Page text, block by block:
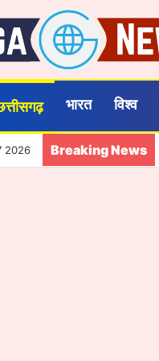
भारत विश्व
2026 Breaking News